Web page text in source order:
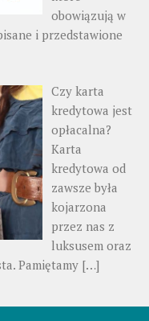
obowiązują w
i przedstawione
Czy karta
kredytowa jest
opłacalna?
Karta
kredytowa od
zawsze była
kojarzona
przez nas z
luksusem oraz
Pamiętamy […]